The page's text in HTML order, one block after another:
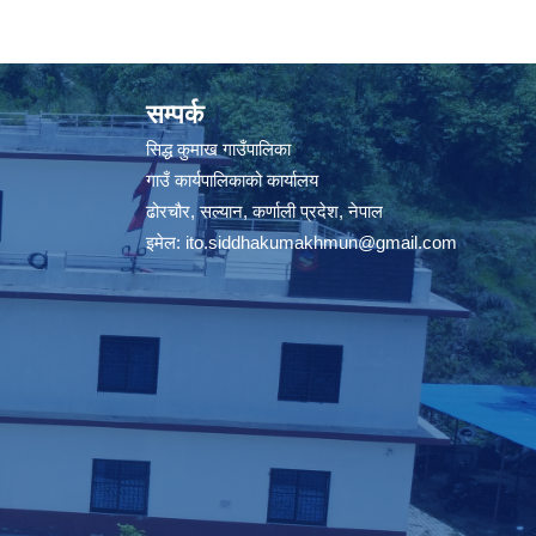
सम्पर्क
सिद्ध कुमाख गाउँपालिका
गाउँ कार्यपालिकाको कार्यालय
ढोरचौर, सल्यान, कर्णाली प्रदेश, नेपाल
इमेल: ito.siddhakumakhmun@gmail.com